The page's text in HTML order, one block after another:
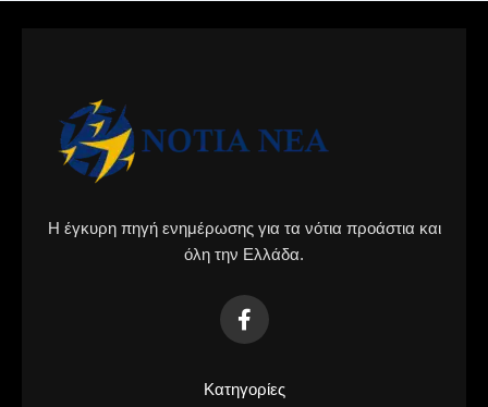
Η έγκυρη πηγή ενημέρωσης για τα νότια προάστια και
όλη την Ελλάδα.
Κατηγορίες